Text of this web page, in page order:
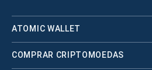
ATOMIC WALLET
COMPRAR CRIPTOMOEDAS